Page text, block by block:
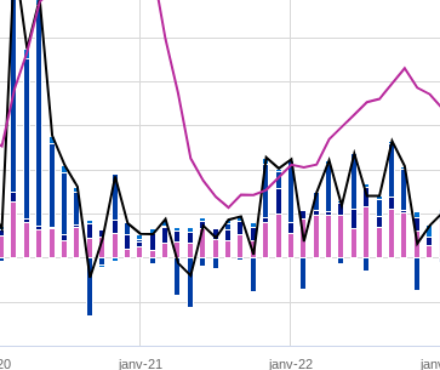
data table, Chart
has 1 X axis displaying XAxis.
has 2 Y axes displaying YAxis2 and YAxis.
janv-21 janv-22